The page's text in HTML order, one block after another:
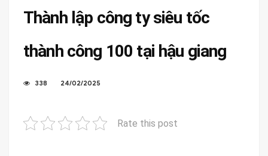
Thành lập công ty siêu tốc
thành công 100 tại hậu giang
338 24/02/2025
Rate this post